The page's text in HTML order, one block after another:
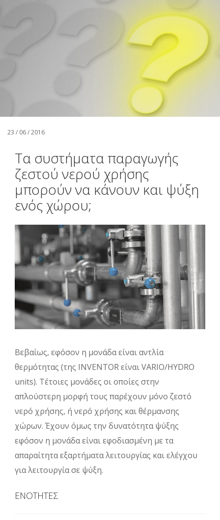
23 / 06 / 2016
Τα συστήματα παραγωγής
ζεστού νερού χρήσης
μπορούν να κάνουν και ψύξη
ενός χώρου;
Βεβαίως, εφόσον η μονάδα είναι αντλία
θερμότητας (της INVENTOR είναι VARIO/HYDRO
units). Τέτοιες μονάδες οι οποίες στην
απλούστερη μορφή τους παρέχουν μόνο ζεστό
νερό χρήσης, ή νερό χρήσης και θέρμανσης
χώρων. Έχουν όμως την δυνατότητα ψύξης
εφόσον η μονάδα είναι εφοδιασμένη με τα
απαραίτητα εξαρτήματα λειτουργίας και ελέγχου
για λειτουργία σε ψύξη.
ΕΝΟΤΗΤΕΣ